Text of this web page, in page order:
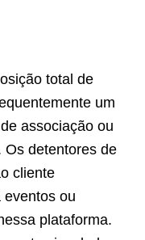
total de
um
associação ou
Os detentores de
cliente
eventos ou
plataforma.